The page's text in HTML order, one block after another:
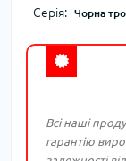
Серія: Чорна
Всі наші
гарантію